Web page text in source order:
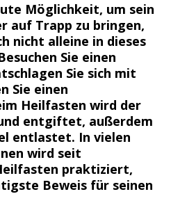
Möglichkeit, um sein
auf Trapp zu bringen,
nicht alleine in dieses
Sie einen
Sie sich mit
Sie einen
Heilfasten wird der
entgiftet, außerdem
entlastet. In vielen
wird seit
praktiziert,
Beweis für seinen